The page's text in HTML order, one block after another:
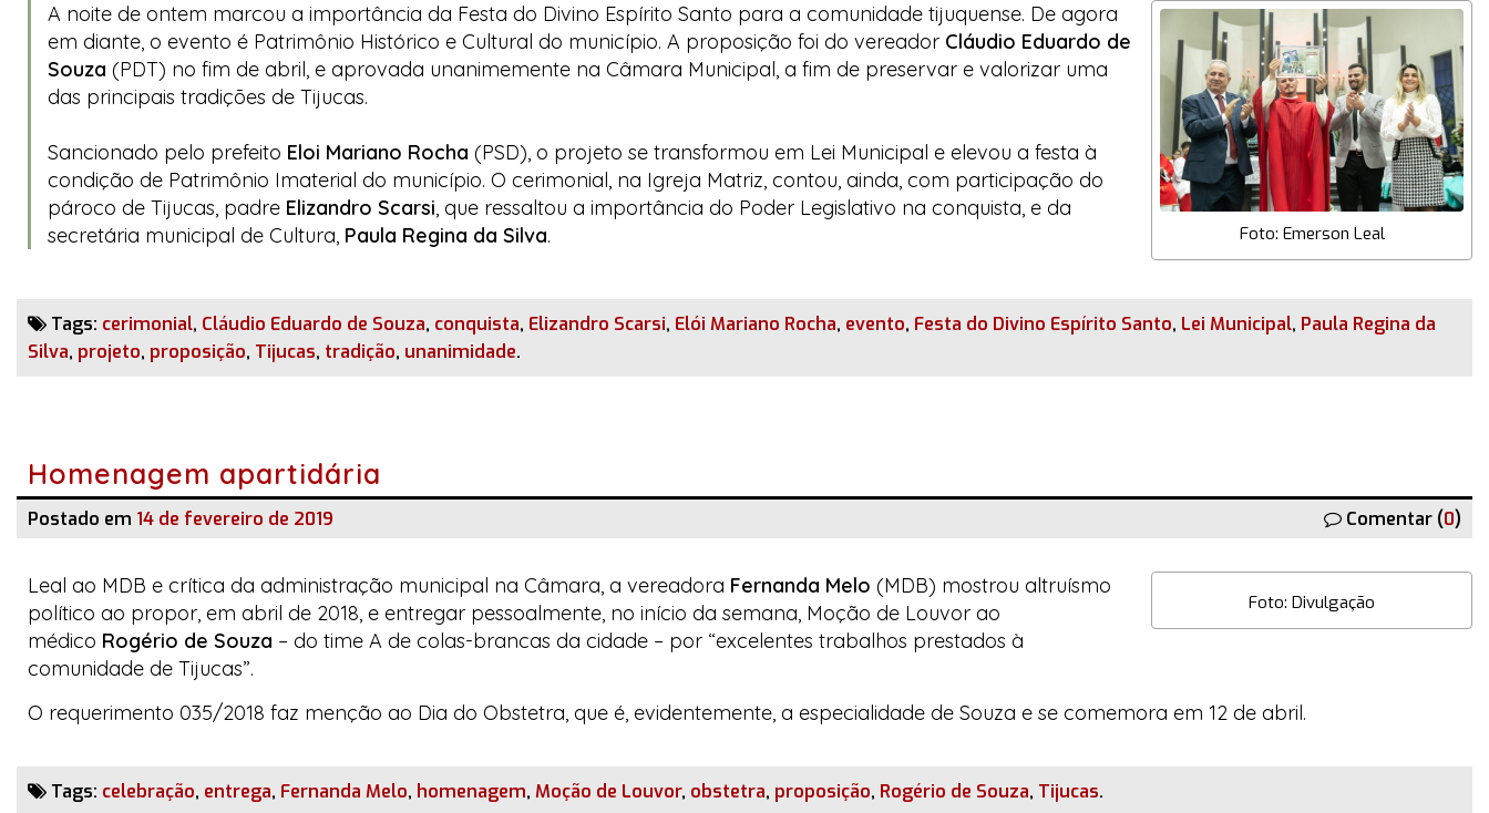
Foto: Emerson Leal
A noite de ontem marcou a importância da Festa do Divino Espírito Santo para a comunidade tijuquense. De agora
em diante, o evento é Patrimônio Histórico e Cultural do município. A proposição foi do vereador Cláudio Eduardo de
Souza (PDT) no fim de abril, e aprovada unanimemente na Câmara Municipal, a fim de preservar e valorizar uma
das principais tradições de Tijucas.
Sancionado pelo prefeito Eloi Mariano Rocha (PSD), o projeto se transformou em Lei Municipal e elevou a festa à
condição de Patrimônio Imaterial do município. O cerimonial, na Igreja Matriz, contou, ainda, com participação do
pároco de Tijucas, padre Elizandro Scarsi, que ressaltou a importância do Poder Legislativo na conquista, e da
secretária municipal de Cultura, Paula Regina da Silva.
Tags: cerimonial, Cláudio Eduardo de Souza, conquista, Elizandro Scarsi, Elói Mariano Rocha, evento, Festa do Divino Espírito Santo, Lei Municipal, Paula Regina da
Silva, projeto, proposição, Tijucas, tradição, unanimidade.
Homenagem apartidária
Postado em 14 de fevereiro de 2019 Comentar (0)
Foto: Divulgação
Leal ao MDB e crítica da administração municipal na Câmara, a vereadora Fernanda Melo (MDB) mostrou altruísmo
político ao propor, em abril de 2018, e entregar pessoalmente, no início da semana, Moção de Louvor ao
médico Rogério de Souza – do time A de colas-brancas da cidade – por “excelentes trabalhos prestados à
comunidade de Tijucas”.
O requerimento 035/2018 faz menção ao Dia do Obstetra, que é, evidentemente, a especialidade de Souza e se comemora em 12 de abril.
Tags: celebração, entrega, Fernanda Melo, homenagem, Moção de Louvor, obstetra, proposição, Rogério de Souza, Tijucas.